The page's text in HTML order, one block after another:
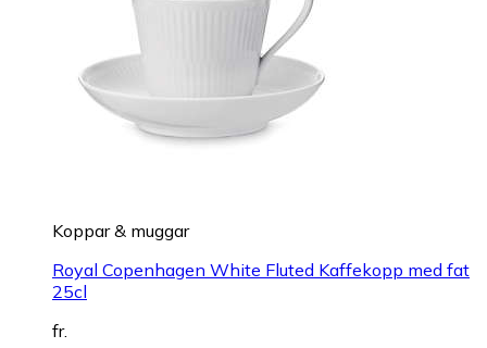
Koppar & muggar
Royal Copenhagen White Fluted Kaffekopp med fat
25cl
fr.